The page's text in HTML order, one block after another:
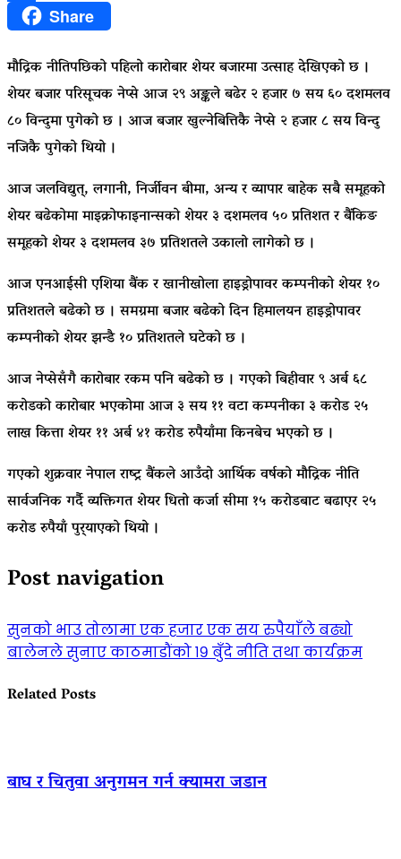
FacebookShare
मौद्रिक नीतिपछिको पहिलो कारोबार शेयर बजारमा उत्साह देखिएको छ ।
शेयर बजार परिसूचक नेप्से आज २९ अङ्कले बढेर २ हजार ७ सय ६० दशमलव
८० विन्दुमा पुगेको छ । आज बजार खुल्नेबित्तिकै नेप्से २ हजार ८ सय विन्दु
नजिकै पुगेको थियो ।
आज जलविद्युत्, लगानी, निर्जीवन बीमा, अन्य र व्यापार बाहेक सबै समूहको
शेयर बढेकोमा माइक्रोफाइनान्सको शेयर ३ दशमलव ५० प्रतिशत र बैंकिङ
समूहको शेयर ३ दशमलव ३७ प्रतिशतले उकालो लागेको छ ।
आज एनआईसी एशिया बैंक र खानीखोला हाइड्रोपावर कम्पनीको शेयर १०
प्रतिशतले बढेको छ । समग्रमा बजार बढेको दिन हिमालयन हाइड्रोपावर
कम्पनीको शेयर झन्डै १० प्रतिशतले घटेको छ ।
आज नेप्सेसँगै कारोबार रकम पनि बढेको छ । गएको बिहीवार ९ अर्ब ६८
करोडको कारोबार भएकोमा आज ३ सय ११ वटा कम्पनीका ३ करोड २५
लाख कित्ता शेयर ११ अर्ब ४१ करोड रुपैयाँमा किनबेच भएको छ ।
गएको शुक्रवार नेपाल राष्ट्र बैंकले आउँदो आर्थिक वर्षको मौद्रिक नीति
सार्वजनिक गर्दै व्यक्तिगत शेयर धितो कर्जा सीमा १५ करोडबाट बढाएर २५
करोड रुपैयाँ पुर्‍याएको थियो ।
Post navigation
सुनको भाउ तोलामा एक हजार एक सय रुपैयाँले बढ्यो
बालेनले सुनाए काठमाडौंको १९ बुँदे नीति तथा कार्यक्रम
Related Posts
बाघ र चितुवा अनुगमन गर्न क्यामरा जडान